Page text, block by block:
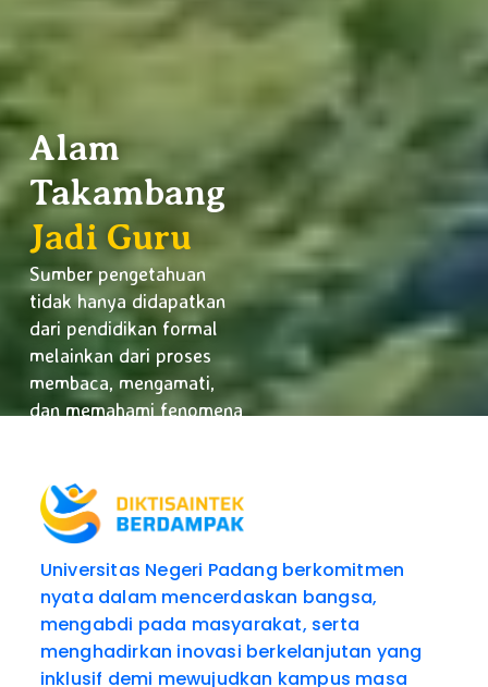
Alam
Takambang
Jadi Guru
Sumber pengetahuan
tidak hanya didapatkan
dari pendidikan formal
melainkan dari proses
membaca, mengamati,
dan memahami fenomena
Universitas Negeri Padang berkomitmen
nyata dalam mencerdaskan bangsa,
mengabdi pada masyarakat, serta
menghadirkan inovasi berkelanjutan yang
inklusif demi mewujudkan kampus masa